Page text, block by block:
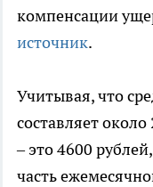
компенсации
источник.
Учитывая, что
составляет
– это 4600
часть